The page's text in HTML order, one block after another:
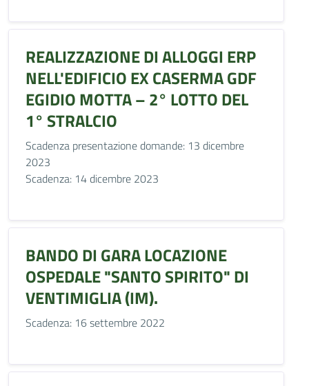
REALIZZAZIONE DI ALLOGGI ERP
NELL'EDIFICIO EX CASERMA GDF
EGIDIO MOTTA – 2° LOTTO DEL
1° STRALCIO
Scadenza presentazione domande: 13 dicembre
2023
Scadenza: 14 dicembre 2023
BANDO DI GARA LOCAZIONE
OSPEDALE "SANTO SPIRITO" DI
VENTIMIGLIA (IM).
Scadenza: 16 settembre 2022